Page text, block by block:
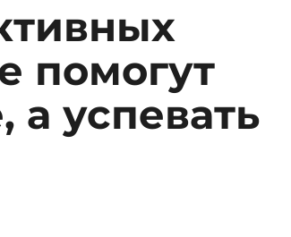
помогут
а успевать